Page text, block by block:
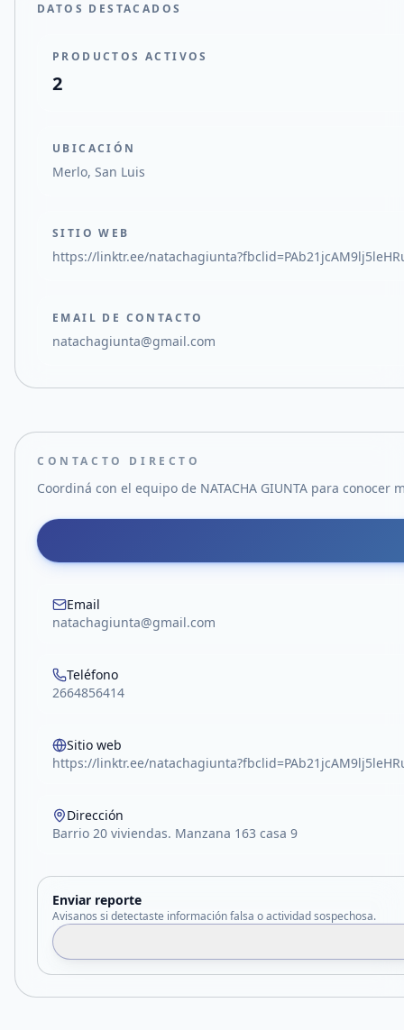
DATOS DESTACADOS
PRODUCTOS ACTIVOS
2
UBICACIÓN
Merlo, San Luis
SITIO WEB
https://linktr.ee/
EMAIL DE CONTACTO
natachagiunta@gmail.com
CONTACTO DIRECTO
Coordiná con el equipo de NATACHA GIUNTA para conocer
Email
natachagiunta@gmail.com
Teléfono
2664856414
Sitio web
https://linktr.ee/
Dirección
Barrio 20 viviendas. Manzana 163 casa 9
Enviar reporte
Avisanos si detectaste información falsa o actividad sospechosa.